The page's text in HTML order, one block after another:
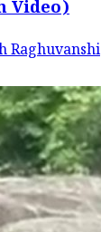
Video)
Raghuvanshi